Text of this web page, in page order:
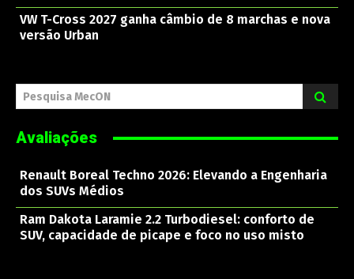
VW T-Cross 2027 ganha câmbio de 8 marchas e nova
versão Urban
Pesquisa MecON
Avaliações
Renault Boreal Techno 2026: Elevando a Engenharia
dos SUVs Médios
Ram Dakota Laramie 2.2 Turbodiesel: conforto de
SUV, capacidade de picape e foco no uso misto